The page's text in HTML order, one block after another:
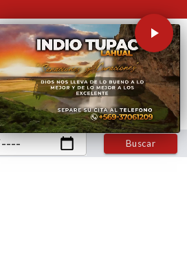
Buscar